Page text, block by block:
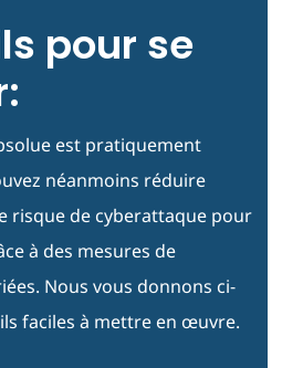
pour se
est pratiquement
néanmoins réduire
risque de cyberattaque pour
à des mesures de
Nous vous donnons ci-
faciles à mettre en œuvre.